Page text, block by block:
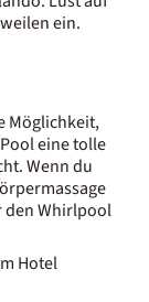
ein.
Möglichkeit,
eine tolle
Wenn du
den Whirlpool
Hotel